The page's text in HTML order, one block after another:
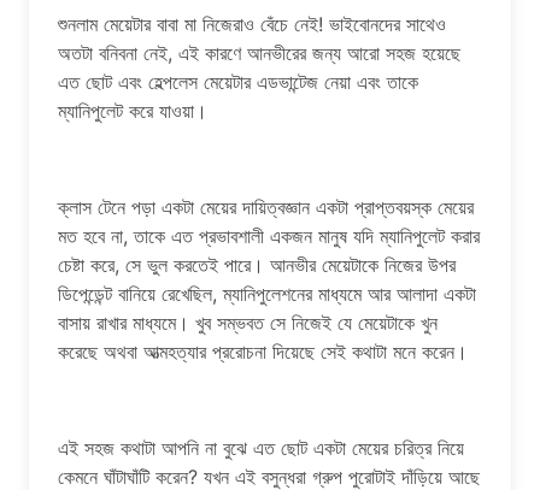
শুনলাম মেয়েটার বাবা মা নিজেরাও বেঁচে নেই! ভাইবোনদের সাথেও
অতটা বনিবনা নেই, এই কারণে আনভীরের জন্য আরো সহজ হয়েছে
এত ছোট এবং হেল্পলেস মেয়েটার এডভান্টেজ নেয়া এবং তাকে
ম্যানিপুলেট করে যাওয়া।
ক্লাস টেনে পড়া একটা মেয়ের দায়িত্বজ্ঞান একটা প্রাপ্তবয়স্ক মেয়ের
মত হবে না, তাকে এত প্রভাবশালী একজন মানুষ যদি ম্যানিপুলেট করার
চেষ্টা করে, সে ভুল করতেই পারে। আনভীর মেয়েটাকে নিজের উপর
ডিপেন্ডেন্ট বানিয়ে রেখেছিল, ম্যানিপুলেশনের মাধ্যমে আর আলাদা একটা
বাসায় রাখার মাধ্যমে। খুব সম্ভবত সে নিজেই যে মেয়েটাকে খুন
করেছে অথবা আত্মহত্যার প্ররোচনা দিয়েছে সেই কথাটা মনে করেন।
এই সহজ কথাটা আপনি না বুঝে এত ছোট একটা মেয়ের চরিত্র নিয়ে
কেমনে ঘাঁটাঘাঁটি করেন? যখন এই বসুন্ধরা গ্রুপ পুরোটাই দাঁড়িয়ে আছে